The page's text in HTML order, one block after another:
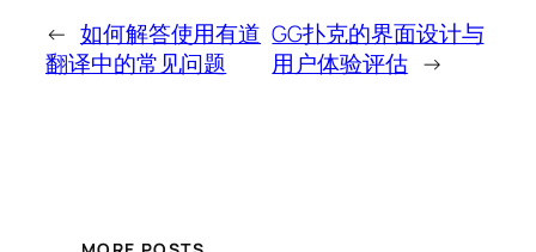
← 如何解答使用有道
翻译中的常见问题
GG扑克的界面设计与
用户体验评估 →